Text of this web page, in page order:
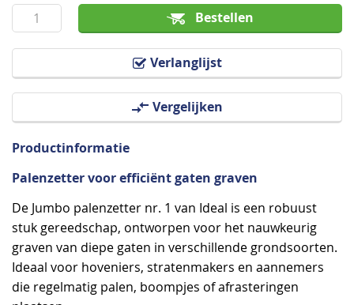
Bestellen
Verlanglijst
Vergelijken
het
begin
van
Productinformatie
Palenzetter voor efficiënt gaten graven
De Jumbo palenzetter nr. 1 van Ideal is een robuust
stuk gereedschap, ontworpen voor het nauwkeurig
graven van diepe gaten in verschillende grondsoorten.
Ideaal voor hoveniers, stratenmakers en aannemers
die regelmatig palen, boompjes of afrasteringen